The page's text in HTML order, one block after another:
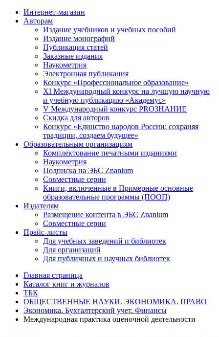
Интернет-магазин
Авторам
Издание учебников и учебных пособий
Издание монографий
Публикация статей
Заказные издания
Наукометрия
Электронная публикация
Конкурс «Профессиональное образование»
XI Международный конкурс на лучшую научную
и учебную публикацию «Академус»
V Международный конкурс PROЗНАНИЕ
Скидка для авторов
Конкурс «Единство народов России: сохраняя
традиции, создаем будущее»
Образовательным организациям
Комплектование печатными изданиями
Наукометрия
Подписка на ЭБС Znanium
Совместные серии
Книги, включенные в Примерные основные
образовательные программы (ПООП)
Издателям
Размещение контента в ЭБС Znanium
Совместные серии
Прайс-листы
Для учебных заведений и библиотек
Для организаций
Для публичных и научных библиотек
Главная страница
Каталог книг и журналов
ТБК
ОБЩЕСТВЕННЫЕ НАУКИ. ЭКОНОМИКА. ПРАВО
Экономика. Бухгалтерский учет. Финансы
Международная практика оценочной деятельности